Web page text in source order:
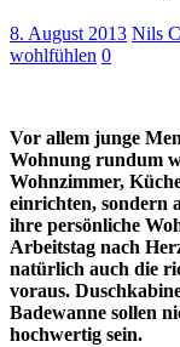
8. August 2013 Nils
wohlfühlen 0
Vor allem junge
Wohnung rundum
Wohnzimmer,
einrichten, sondern
ihre persönliche
Arbeitstag nach
natürlich auch die
voraus.
Badewanne sollen
hochwertig sein.